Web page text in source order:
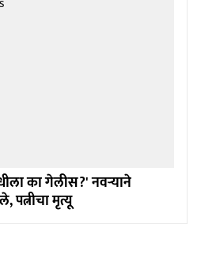
का गेलीस?' नवऱ्याने
पत्नीचा मृत्यू